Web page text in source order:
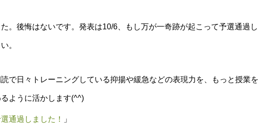
。後悔はないです。発表は10/6、もし万が一奇跡が起こって予選通過し
。
で日々トレーニングしている抑揚や緩急などの表現力を、もっと授業を
ように活かします(^^)
通過しました！
」